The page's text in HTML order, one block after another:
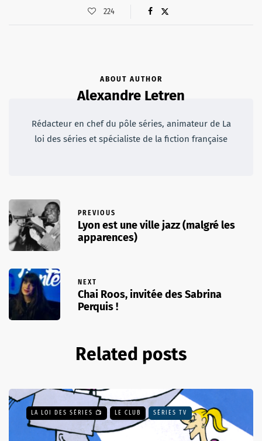
224
ABOUT AUTHOR
Alexandre Letren
Rédacteur en chef du pôle séries, animateur de La
loi des séries et spécialiste de la fiction française
PREVIOUS
Lyon est une ville jazz (malgré les
apparences)
NEXT
Chai Roos, invitée des Sabrina
Perquis !
Related posts
LA LOI DES SÉRIES 📺 LE CLUB SÉRIES TV